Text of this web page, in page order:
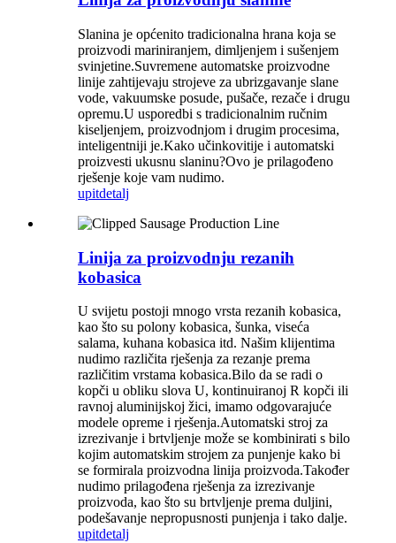
Slanina je općenito tradicionalna hrana koja se
proizvodi mariniranjem, dimljenjem i sušenjem
svinjetine.Suvremene automatske proizvodne
linije zahtijevaju strojeve za ubrizgavanje slane
vode, vakuumske posude, pušače, rezače i drugu
opremu.U usporedbi s tradicionalnim ručnim
kiseljenjem, proizvodnjom i drugim procesima,
inteligentniji je.Kako učinkovitije i automatski
proizvesti ukusnu slaninu?Ovo je prilagođeno
rješenje koje vam nudimo.
upitdetalj
Linija za proizvodnju rezanih
kobasica
U svijetu postoji mnogo vrsta rezanih kobasica,
kao što su polony kobasica, šunka, viseća
salama, kuhana kobasica itd. Našim klijentima
nudimo različita rješenja za rezanje prema
različitim vrstama kobasica.Bilo da se radi o
kopči u obliku slova U, kontinuiranoj R kopči ili
ravnoj aluminijskoj žici, imamo odgovarajuće
modele opreme i rješenja.Automatski stroj za
izrezivanje i brtvljenje može se kombinirati s bilo
kojim automatskim strojem za punjenje kako bi
se formirala proizvodna linija proizvoda.Također
nudimo prilagođena rješenja za izrezivanje
proizvoda, kao što su brtvljenje prema duljini,
podešavanje nepropusnosti punjenja i tako dalje.
upitdetalj